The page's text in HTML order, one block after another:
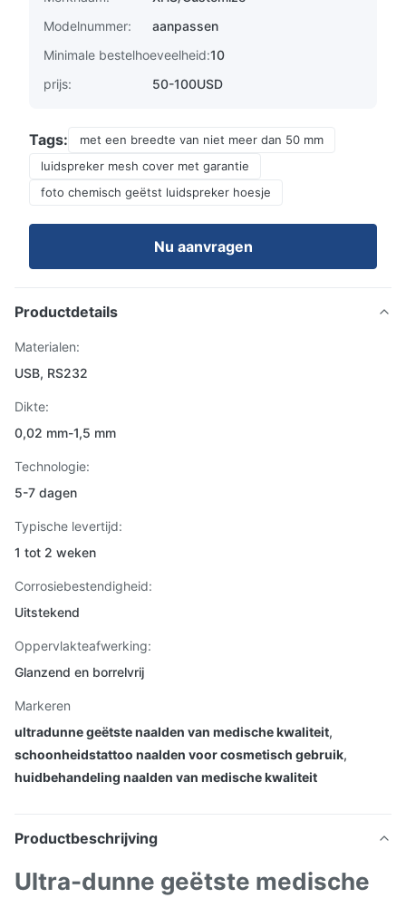
Modelnummer:
aanpassen
Minimale bestelhoeveelheid:10
prijs:
50-100USD
Tags:
met een breedte van niet meer dan 50 mm
luidspreker mesh cover met garantie
foto chemisch geëtst luidspreker hoesje
Nu aanvragen
Productdetails
Materialen:
USB, RS232
Dikte:
0,02 mm-1,5 mm
Technologie:
5-7 dagen
Typische levertijd:
1 tot 2 weken
Corrosiebestendigheid:
Uitstekend
Oppervlakteafwerking:
Glanzend en borrelvrij
Markeren
ultradunne geëtste naalden van medische kwaliteit,
schoonheidstattoo naalden voor cosmetisch gebruik,
huidbehandeling naalden van medische kwaliteit
Productbeschrijving
Ultra-dunne geëtste medische